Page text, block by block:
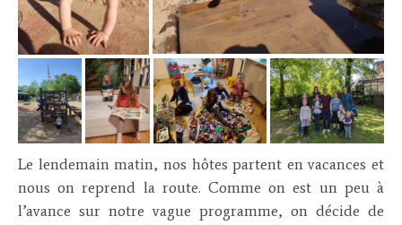
Le lendemain matin, nos hôtes partent en vacances et
nous on reprend la route. Comme on est un peu à
l’avance sur notre vague programme, on décide de